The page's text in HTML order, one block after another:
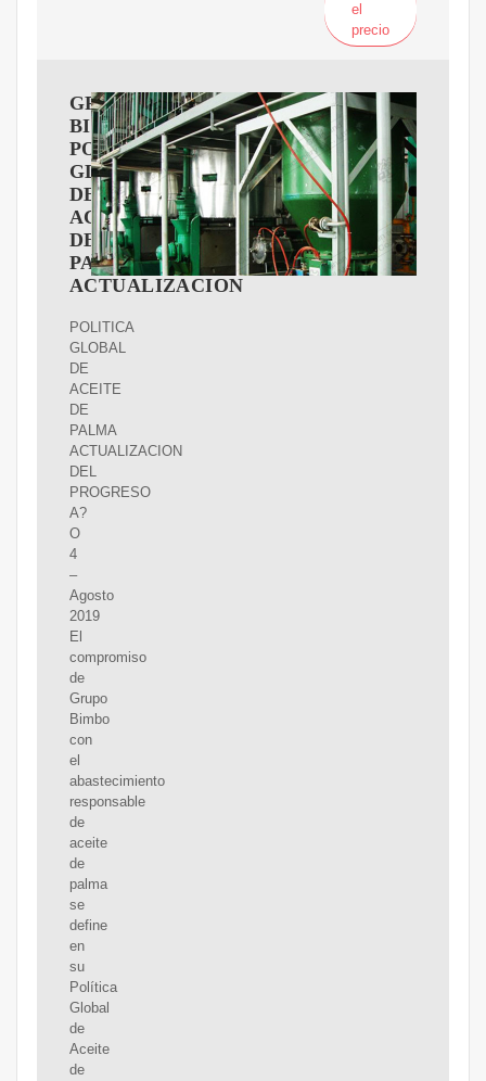
el
precio
GRUPO
BIMBO
POLITICA
GLOBAL
DE
ACEITE
DE
PALMA
ACTUALIZACION
POLITICA
GLOBAL
DE
ACEITE
DE
PALMA
ACTUALIZACION
DEL
PROGRESO
A?
O
4
–
Agosto
2019
El
compromiso
de
Grupo
Bimbo
con
el
abastecimiento
responsable
de
aceite
de
palma
se
define
en
su
Política
Global
de
Aceite
de